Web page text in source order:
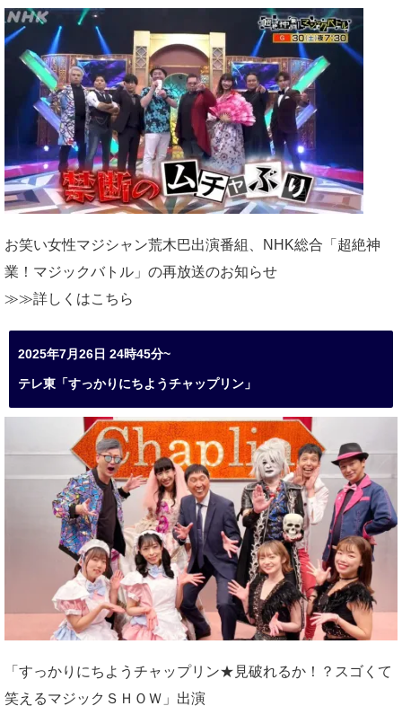
お笑い女性マジシャン荒木巴出演番組、
NHK総合「超絶神
業！マジックバトル」の再放送のお知らせ
≫≫詳しくはこちら
2025年7月26日 24時45分~
テレ東「すっかりにちようチャップリン」
「すっかりにちようチャップリン★見破れるか！？スゴくて
笑えるマジックＳＨＯＷ」出演